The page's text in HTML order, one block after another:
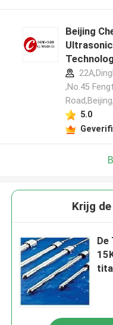
Beijing
profiel
,No.45
5.0
Krijg
De